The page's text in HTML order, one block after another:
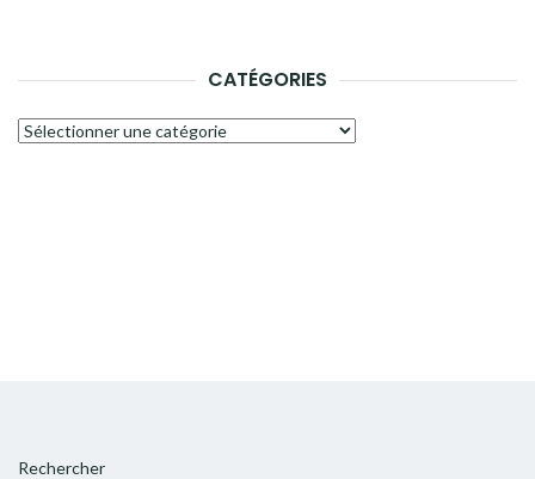
CATÉGORIES
Catégories
Rechercher